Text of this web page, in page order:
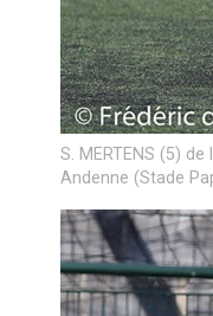
S. MERTENS (5)
Andenne (Stade